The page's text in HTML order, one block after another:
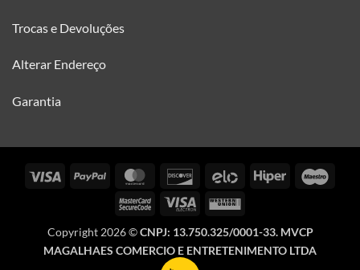
Trocas e Devoluções
Alterar Endereço
Garantia
Visa PayPal MasterCardDiscover Elo Hiper
MasterCard
Visa
Western
Copyright 2026 ©CNPJ: 13.750.325/0001-33. MVCP
MAGALHAES COMERCIO E ENTRETENIMENTO LTDA